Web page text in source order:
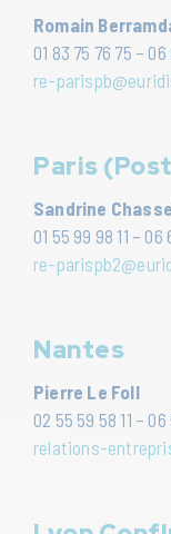
Romain
01 83 75 76 75 –
re-
Paris
Sandrine
01 55 99 98 11 – 06
re-
Nantes
Pierre Le Foll
02 55 59 58 11 –
relations-